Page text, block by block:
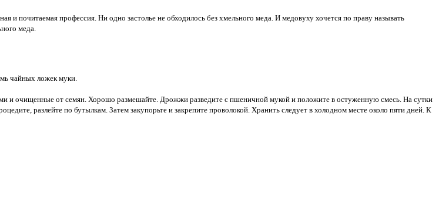
профессия. Ни одно застолье не обходилось без хмельного меда. И медовуху хочется по праву называть
меда.
чайных ложек муки.
и очищенные от семян. Хорошо размешайте. Дрожжи разведите с пшеничной мукой и положите в остуженную смесь. На сутки
разлейте по бутылкам. Затем закупорьте и закрепите проволокой. Хранить следует в холодном месте около пяти дней. К